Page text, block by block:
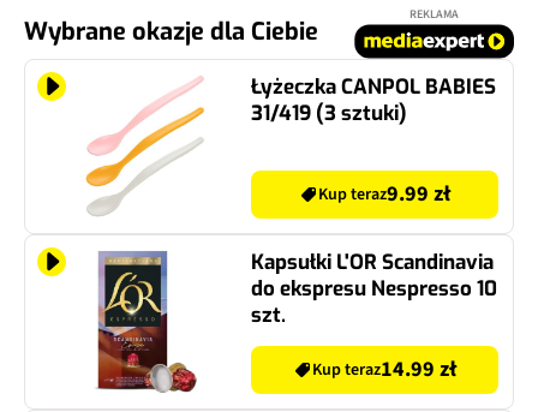
Wybrane okazje dla Ciebie
REKLAMA
Łyżeczka CANPOL BABIES
31/419 (3 sztuki)
Kup teraz9.99 zł
Kapsułki L'OR Scandinavia
do ekspresu Nespresso 10
szt.
Kup teraz14.99 zł